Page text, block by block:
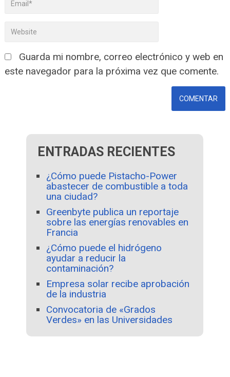
Guarda mi nombre, correo electrónico y web en
este navegador para la próxima vez que comente.
ENTRADAS RECIENTES
¿Cómo puede Pistacho-Power
abastecer de combustible a toda
una ciudad?
Greenbyte publica un reportaje
sobre las energías renovables en
Francia
¿Cómo puede el hidrógeno
ayudar a reducir la
contaminación?
Empresa solar recibe aprobación
de la industria
Convocatoria de «Grados
Verdes» en las Universidades